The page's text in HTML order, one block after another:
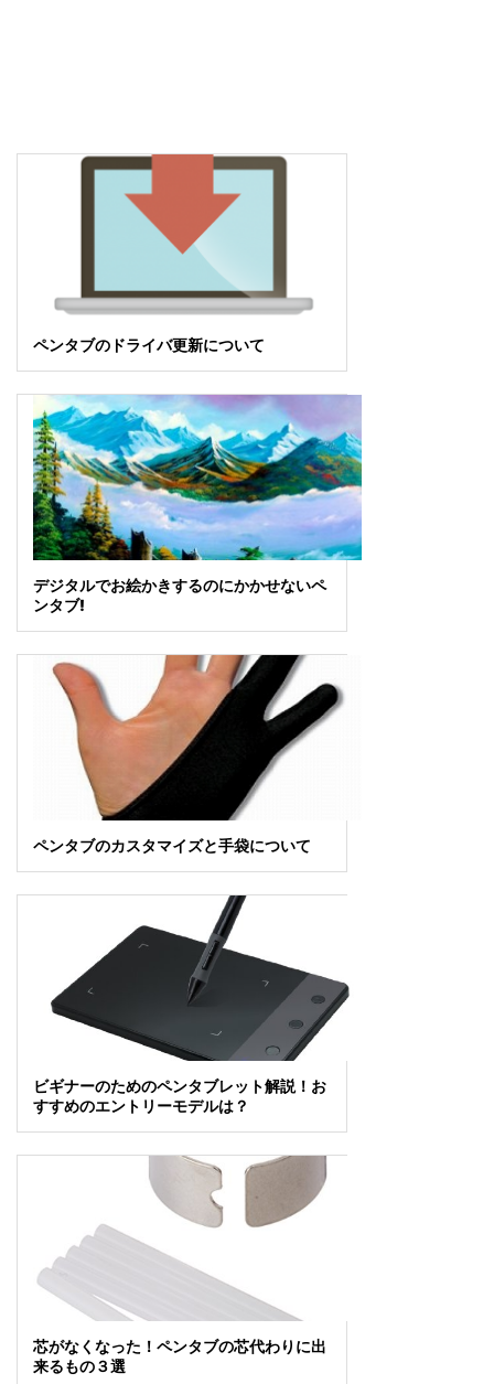
ペンタブのドライバ更新について
デジタルでお絵かきするのにかかせないペ
ンタブ!
ペンタブのカスタマイズと手袋について
ビギナーのためのペンタブレット解説！お
すすめのエントリーモデルは？
芯がなくなった！ペンタブの芯代わりに出
来るもの３選